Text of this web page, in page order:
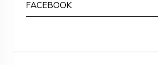
FACEBOOK